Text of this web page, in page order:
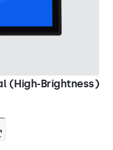
(High-Brightness)